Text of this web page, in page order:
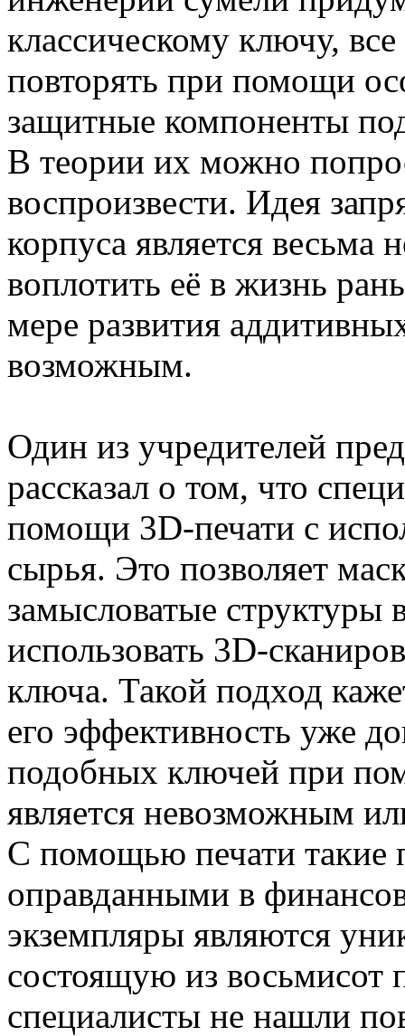
классическому ключу,
повторять при помощи
защитные компоненты
В теории их можно
воспроизвести. Идея
корпуса является весьма
воплотить её в жизнь
мере развития
возможным.
Один из учредителей
рассказал о том, что
помощи 3D-печати с
сырья. Это позволяет
замысловатые структуры
использовать 3D-
ключа. Такой подход
его эффективность уже
подобных ключей при
является невозможным
С помощью печати такие
оправданными в
экземпляры являются
состоящую из восьмисот
специалисты не нашли